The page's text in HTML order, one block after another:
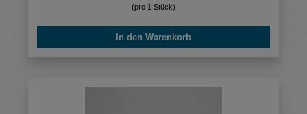
(pro 1 Stück)
In den Warenkorb